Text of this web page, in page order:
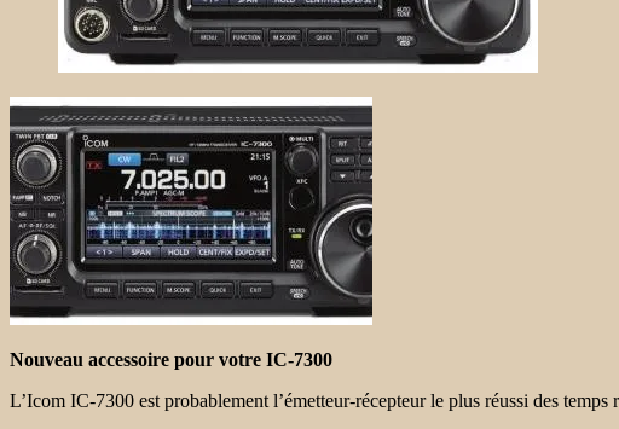
Nouveau accessoire pour votre IC-7300
L’Icom IC-7300 est probablement l’émetteur-récepteur le plus réussi des